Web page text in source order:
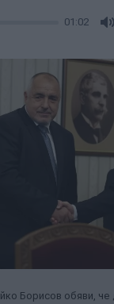
01:02
Борисов обяви, че